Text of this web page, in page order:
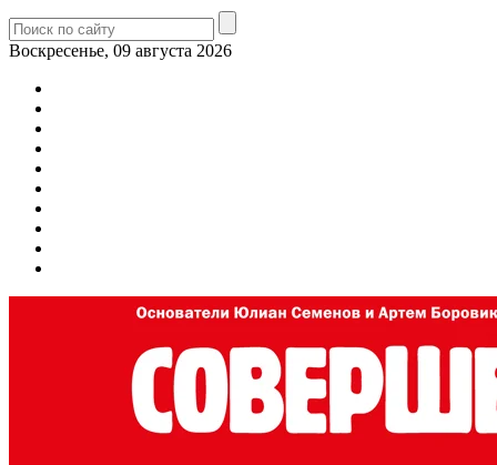
Воскресенье, 09 августа 2026